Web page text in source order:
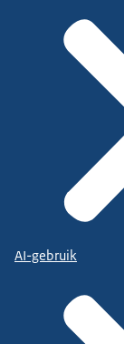
AI-gebruik